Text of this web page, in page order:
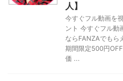
人】
今すぐフル動画を
ント 今すぐフル動
ならFANZAでもら
期間限定500円
価 ...